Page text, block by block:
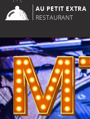
AU PETIT EXTRA
RESTAURANT